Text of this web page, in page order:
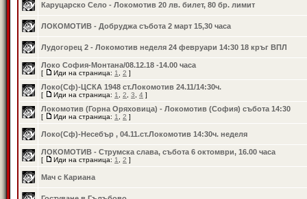
Каруцарско Село - Локомотив 20 лв. билет, 80 бр. лимит
ЛОКОМОТИВ - Добруджа събота 2 март 15,30 часа
Лудогорец 2 - Локомотив неделя 24 февруари 14:30 18 кръг ВПЛ
Локо София-Монтана/08.12.18 -14.00 часа
[ Иди на страница: 1 2 ]
Локо(Сф)-ЦСКА 1948 ст.Локомотив 24.11/14:30ч.
[ Иди на страница: 1 2 3 4 ]
Локомотив (Горна Оряховица) - Локомотив (София) събота 14:30
[ Иди на страница: 1 2 ]
Локо(Сф)-Несебър , 04.11.ст.Локомотив 14:30ч. неделя
ЛОКОМОТИВ - Струмска слава, събота 6 октомври, 16.00 часа
[ Иди на страница: 1 2 ]
Мач с Кариана